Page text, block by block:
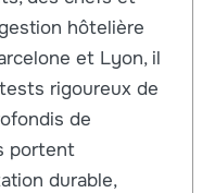
hôtelière
et Lyon, il
rigoureux de
de
portent
durable,